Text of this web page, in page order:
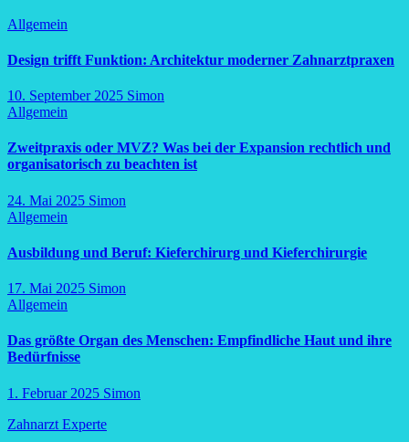
Allgemein
Design trifft Funktion: Architektur moderner Zahnarztpraxen
10. September 2025 Simon
Allgemein
Zweitpraxis oder MVZ? Was bei der Expansion rechtlich und
organisatorisch zu beachten ist
24. Mai 2025 Simon
Allgemein
Ausbildung und Beruf: Kieferchirurg und Kieferchirurgie
17. Mai 2025 Simon
Allgemein
Das größte Organ des Menschen: Empfindliche Haut und ihre
Bedürfnisse
1. Februar 2025 Simon
Zahnarzt Experte